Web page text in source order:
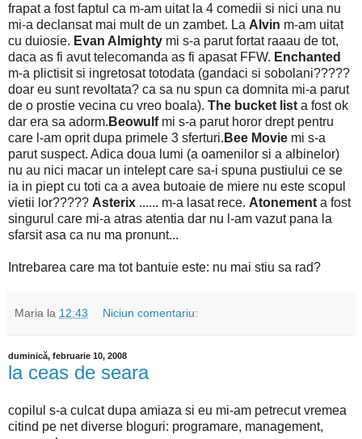
frapat a fost faptul ca m-am uitat la 4 comedii si nici una nu
mi-a declansat mai mult de un zambet. La Alvin m-am uitat
cu duiosie. Evan Almighty mi s-a parut fortat raaau de tot,
daca as fi avut telecomanda as fi apasat FFW. Enchanted
m-a plictisit si ingretosat totodata (gandaci si sobolani?????
doar eu sunt revoltata? ca sa nu spun ca domnita mi-a parut
de o prostie vecina cu vreo boala). The bucket list a fost ok
dar era sa adorm. Beowulfmi s-a parut horor drept pentru
care l-am oprit dupa primele 3 sferturi. Bee Movie mi s-a
parut suspect. Adica doua lumi (a oamenilor si a albinelor)
nu au nici macar un intelept care sa-i spuna pustiului ce se
ia in piept cu toti ca a avea butoaie de miere nu este scopul
vietii lor????? Asterix ...... m-a lasat rece. Atonement a fost
singurul care mi-a atras atentia dar nu l-am vazut pana la
sfarsit asa ca nu ma pronunt...
Intrebarea care ma tot bantuie este: nu mai stiu sa rad?
Maria la 12:43 Niciun comentariu:
duminică, februarie 10, 2008
la ceas de seara
copilul s-a culcat dupa amiaza si eu mi-am petrecut vremea
citind pe net diverse bloguri: programare, management,